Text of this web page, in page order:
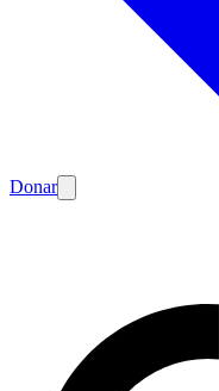
Donar